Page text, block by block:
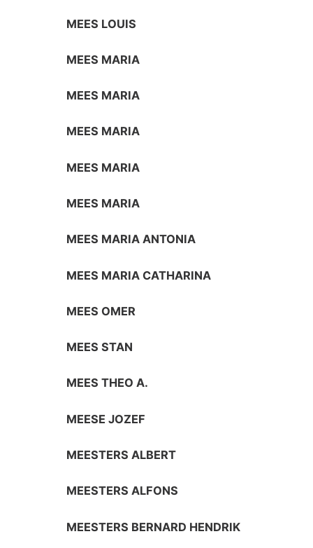
MEES LOUIS
MEES MARIA
MEES MARIA
MEES MARIA
MEES MARIA
MEES MARIA
MEES MARIA ANTONIA
MEES MARIA CATHARINA
MEES OMER
MEES STAN
MEES THEO A.
MEESE JOZEF
MEESTERS ALBERT
MEESTERS ALFONS
MEESTERS BERNARD HENDRIK